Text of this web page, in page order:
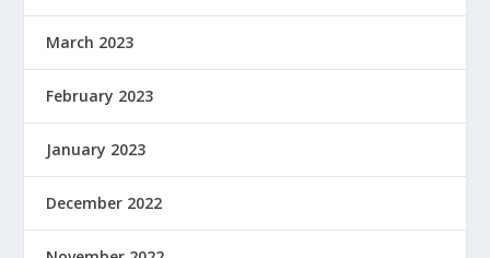
March 2023
February 2023
January 2023
December 2022